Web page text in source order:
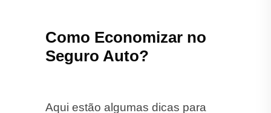
Como Economizar no
Seguro Auto?
Aqui estão algumas dicas para